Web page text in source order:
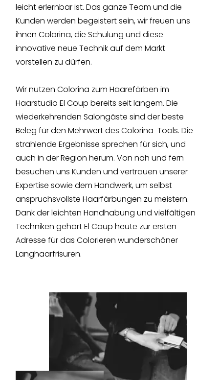
leicht erlernbar ist. Das ganze Team und die
Kunden werden begeistert sein, wir freuen uns
ihnen Colorina, die Schulung und diese
innovative neue Technik auf dem Markt
vorstellen zu dürfen.
Wir nutzen Colorina zum Haarefärben im
Haarstudio El Coup bereits seit langem. Die
wiederkehrenden Salongäste sind der beste
Beleg für den Mehrwert des Colorina-Tools. Die
strahlende Ergebnisse sprechen für sich, und
auch in der Region herum. Von nah und fern
besuchen uns Kunden und vertrauen unserer
Expertise sowie dem Handwerk, um selbst
anspruchsvollste Haarfärbungen zu meistern.
Dank der leichten Handhabung und vielfältigen
Techniken gehört El Coup heute zur ersten
Adresse für das Colorieren wunderschöner
Langhaarfrisuren.